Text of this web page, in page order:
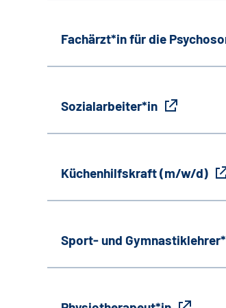
Fachärzt*in für die
Sozialarbeiter*in
Küchenhilfskraft (m/w/d)
Sport- und